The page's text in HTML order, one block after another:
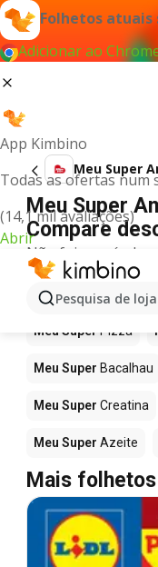
Folhetos atuais
Adicionar ao
App Kimbino
Todas as ofertas num
(14,1 mil avaliações)
Abrir
Pesquisa de
Meu Super
Meu Super
Compare
Não foi possível
para este termo.
Mais
Meu Super Pizza
Meu Super Bacalhau
Meu Super Creatina
Meu Super Azeite
Mais